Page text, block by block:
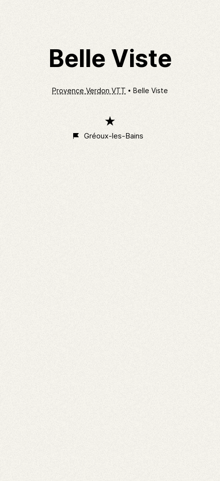
Belle Viste
Provence Verdon VTT Belle Viste
étoile
Gréoux-les-Bains